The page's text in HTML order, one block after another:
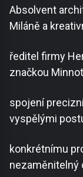
Absolvent
Miláně a
ředitel firmy
značkou
spojení
vyspělými
konkrétnímu
nezaměnitelný